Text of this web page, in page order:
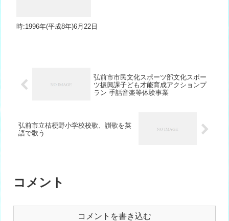
時:1996年(平成8年)6月22日
弘前市市民文化スポーツ部文化スポー
ツ振興課子ども才能育成アクションプ
ラン 手話音楽等体験事業
弘前市立桔梗野小学校校歌、讃歌を英
語で歌う
コメント
コメントを書き込む